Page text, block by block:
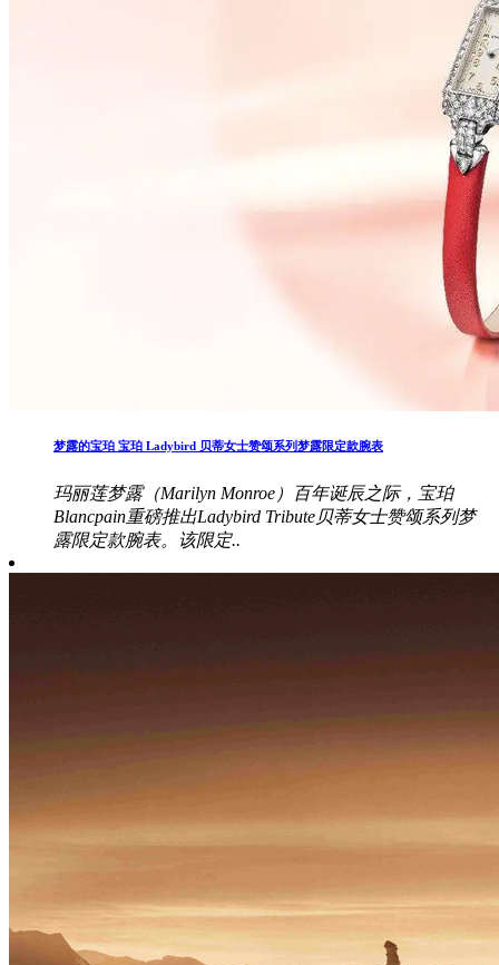
梦露的宝珀 宝珀 Ladybird 贝蒂女士赞颂系列梦露限定款腕表
玛丽莲梦露（Marilyn Monroe）百年诞辰之际，宝珀
Blancpain重磅推出Ladybird Tribute贝蒂女士赞颂系列梦
露限定款腕表。该限定..